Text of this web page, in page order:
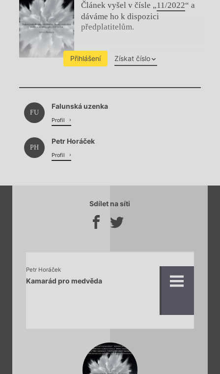
Článek vyšel v čísle „11/2022“ a
dáváme ho k dispozici
předplatitelům.
Přihlášení Získat číslo
Chviličku.
Načítá se.
FU
Falunská uzenka
Profil
PH
Petr Horáček
Profil
Sdílet na síti
Petr Horáček
Kamarád pro medvěda